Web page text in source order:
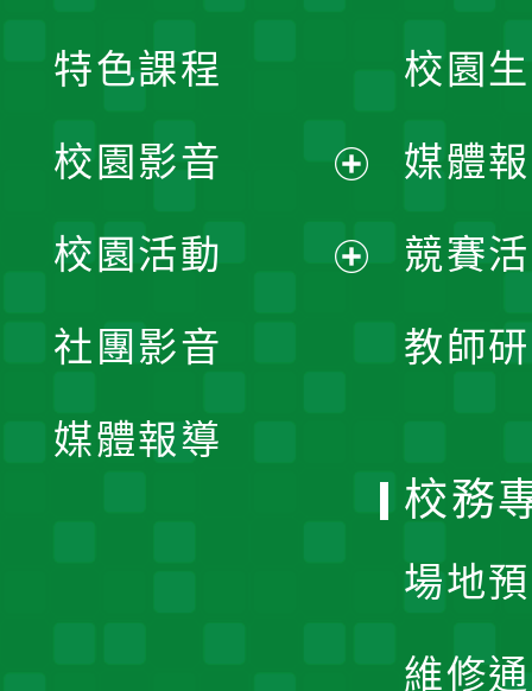
校園
媒體
競賽
教師
特色課程
校園影音
開
校園活動
社團影音
媒體報導
校務
場地
維修